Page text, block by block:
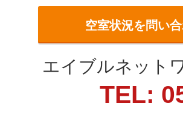
空室状況を問い
エイブルネット
TEL: